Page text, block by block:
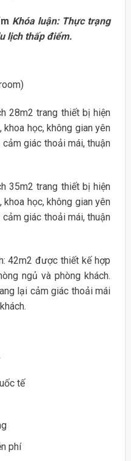
Khóa luận: Thực trạng
lịch thấp điểm.
28m2 trang thiết bị hiện
học, không gian yên
giác thoải mái, thuận
35m2 trang thiết bị hiện
học, không gian yên
giác thoải mái, thuận
42m2 được thiết kế hợp
ngủ và phòng khách.
lại cảm giác thoải mái
tế
phí